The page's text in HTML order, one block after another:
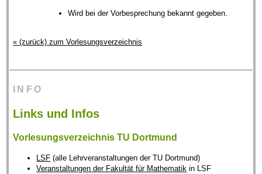
Wird bei der Vorbesprechung bekannt gegeben.
« (zurück) zum Vorlesungsverzeichnis
INFO
Links und Infos
Vorlesungsverzeichnis TU Dortmund
LSF (alle Lehrveranstaltungen der TU Dortmund)
Veranstaltungen der Fakultät für Mathematik in LSF